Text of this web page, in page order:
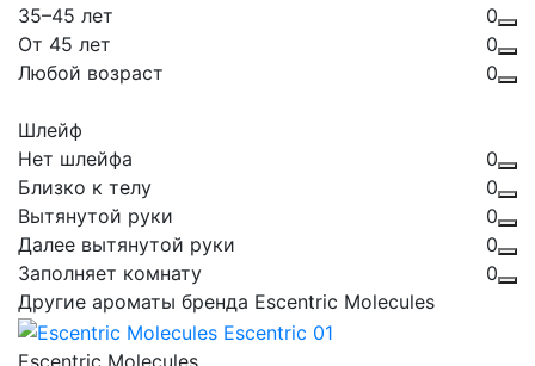
35–45 лет
0
От 45 лет
0
Любой возраст
0
Шлейф
Нет шлейфа
0
Близко к телу
0
Вытянутой руки
0
Далее вытянутой руки
0
Заполняет комнату
0
Другие ароматы бренда Escentric Molecules
Escentric Molecules